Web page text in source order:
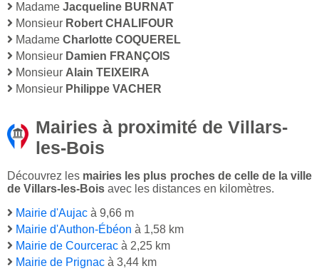
Madame Jacqueline BURNAT
Monsieur Robert CHALIFOUR
Madame Charlotte COQUEREL
Monsieur Damien FRANÇOIS
Monsieur Alain TEIXEIRA
Monsieur Philippe VACHER
Mairies à proximité de Villars-
les-Bois
Découvrez les mairies les plus proches de celle de la ville
de Villars-les-Bois avec les distances en kilomètres.
Mairie d'Aujac à 9,66 m
Mairie d'Authon-Ébéon à 1,58 km
Mairie de Courcerac à 2,25 km
Mairie de Prignac à 3,44 km